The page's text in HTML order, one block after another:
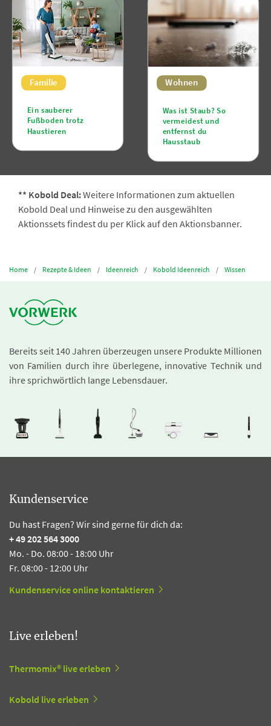
Familie
Ein sauberer
Fußboden trotz
Haustieren
Wohnen
Was ist Staub? So
vermeidest und
entfernst du
Hausstaub
** Kobold Deal:Weitere Informationen zum aktuellen
Kobold Deal und Hinweise zu den ausgewählten
Aktionssets findest du per Klick auf den Aktionsbanner.
Home Rezepte & Ideen Ideenreich Kobold Ideenreich Wissen
Bereits seit 140 Jahren überzeugen unsere Produkte Millionen
von Familien durch ihre überlegene, innovative Technik und
ihre sprichwörtlich lange Lebensdauer.
Kundenservice
Du hast Fragen? Wir sind gerne für dich da:
+ 49 202 564 3000
Mo. - Do. 08:00 - 18:00 Uhr
Fr. 08:00 - 12:00 Uhr
Kundenservice online kontaktieren
Live erleben!
Thermomix® live erleben
Kobold live erleben